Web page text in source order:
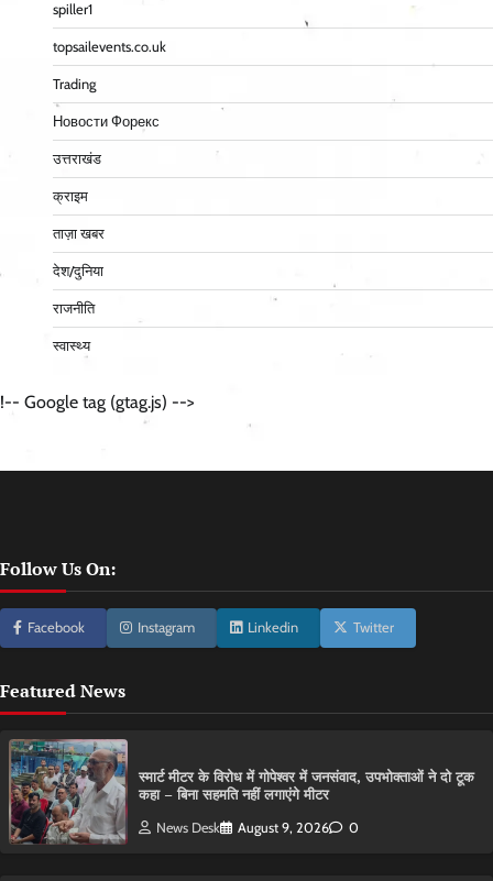
spiller1
topsailevents.co.uk
Trading
Новости Форекс
उत्तराखंड
क्राइम
ताज़ा खबर
देश/दुनिया
राजनीति
स्वास्थ्य
!-- Google tag (gtag.js) -->
Follow Us On:
Facebook Instagram Linkedin Twitter
Featured News
स्मार्ट मीटर के विरोध में गोपेश्वर में जनसंवाद, उपभोक्ताओं ने दो टूक
कहा – बिना सहमति नहीं लगाएंगे मीटर
News Desk August 9, 2026 0